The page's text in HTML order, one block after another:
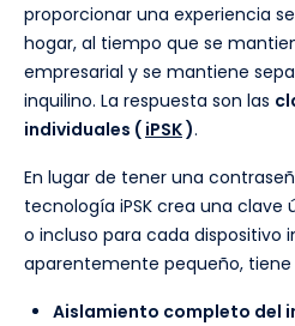
proporcionar una experiencia
hogar, al tiempo que se
empresarial y se mantiene
inquilino. La respuesta son las
individuales ( iPSK).
En lugar de tener una
tecnología iPSK crea una clave
o incluso para cada dispositivo
aparentemente pequeño,
Aislamiento completo del